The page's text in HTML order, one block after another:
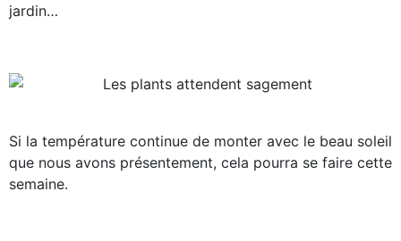
jardin…
Si la température continue de monter avec le beau soleil
que nous avons présentement, cela pourra se faire cette
semaine.